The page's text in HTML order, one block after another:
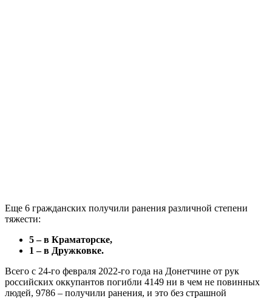
Еще 6 гражданских получили ранения различной степени
тяжести:
5 – в Краматорске,
1 – в Дружковке.
Всего с 24-го февраля 2022-го года на Донетчине от рук
российских оккупантов погибли 4149 ни в чем не повинных
людей, 9786 – получили ранения, и это без страшной